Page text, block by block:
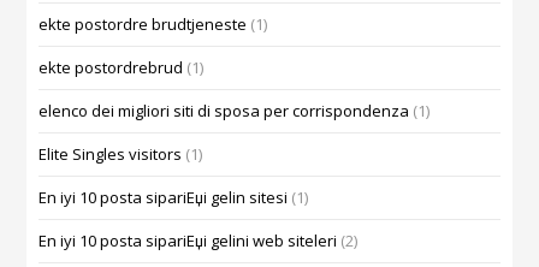
ekte postordre brudtjeneste (1)
ekte postordrebrud (1)
elenco dei migliori siti di sposa per corrispondenza (1)
Elite Singles visitors (1)
En iyi 10 posta sipariЕџi gelin sitesi (1)
En iyi 10 posta sipariЕџi gelini web siteleri (2)